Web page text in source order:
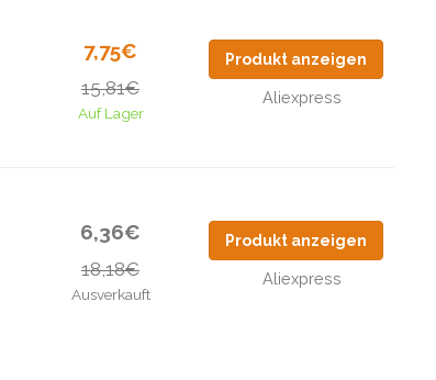
7,75€
15,81€
Auf Lager
Produkt anzeigen
Aliexpress
6,36€
18,18€
Ausverkauft
Produkt anzeigen
Aliexpress